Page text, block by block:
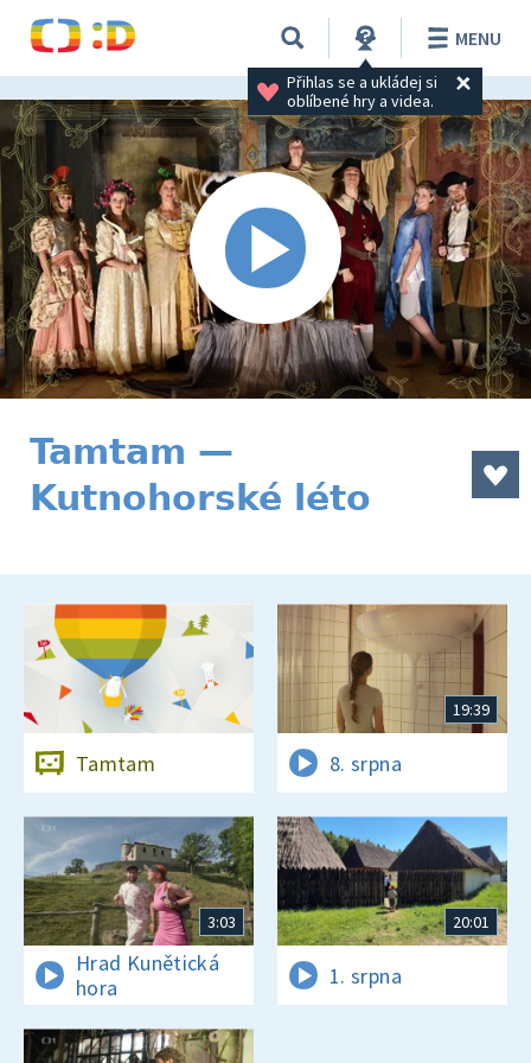
Přihlas se a ukládej si
oblíbené hry a videa.
MENU
Tamtam —
Kutnohorské léto
Tamtam
19:39
8. srpna
3:03
Hrad Kunětická
hora
20:01
1. srpna